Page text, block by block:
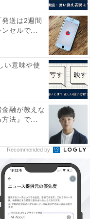
送は2週間
セルで...
い意味や使
融が教えな
法』で...
Recommended by